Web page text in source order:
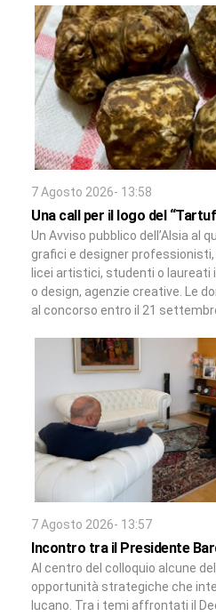
7 Agosto 2026- 13:58
Una call per il logo del
Un Avviso pubblico dell’Alsia al
grafici e designer
licei artistici, studenti o
o design, agenzie creative. Le
al concorso entro il 21
7 Agosto 2026- 13:57
Incontro tra il Presidente
Al centro del colloquio alcune
opportunità strategiche che
lucano. Tra i temi affrontati il